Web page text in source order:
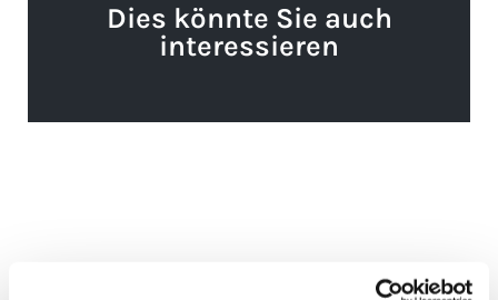
Dies könnte Sie auch
interessieren